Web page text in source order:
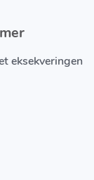
eksekveringen